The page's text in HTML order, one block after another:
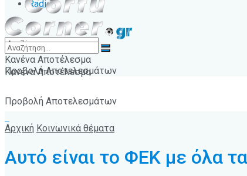
Radio
Κανένα Αποτέλεσμα
Προβολή Αποτελεσμάτων
Κανένα Αποτέλεσμα
Προβολή Αποτελεσμάτων
Αρχική Κοινωνικά θέματα
Αυτό είναι το ΦΕΚ με όλα